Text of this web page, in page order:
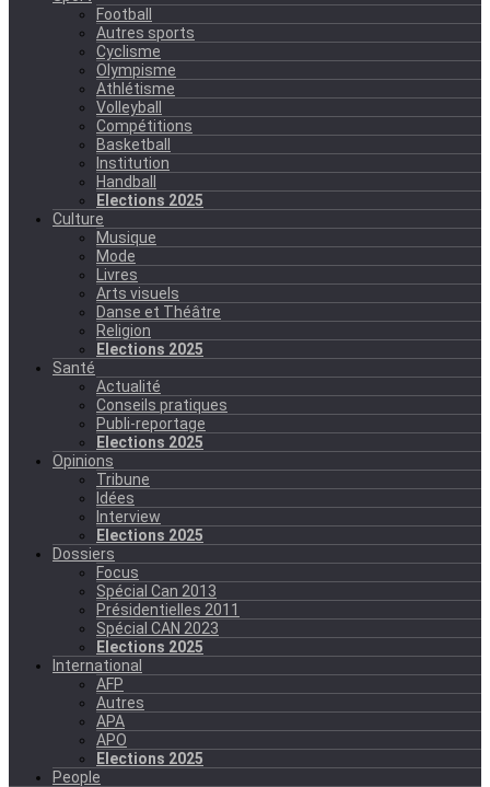
Football
Autres sports
Cyclisme
Olympisme
Athlétisme
Volleyball
Compétitions
Basketball
Institution
Handball
Elections 2025
Culture
Musique
Mode
Livres
Arts visuels
Danse et Théâtre
Religion
Elections 2025
Santé
Actualité
Conseils pratiques
Publi-reportage
Elections 2025
Opinions
Tribune
Idées
Interview
Elections 2025
Dossiers
Focus
Spécial Can 2013
Présidentielles 2011
Spécial CAN 2023
Elections 2025
International
AFP
Autres
APA
APO
Elections 2025
People